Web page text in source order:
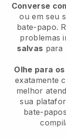
Converse
ou em seu
bate-papo.
problemas
salvas para
Olhe para
exatamente
melhor
sua
bate-